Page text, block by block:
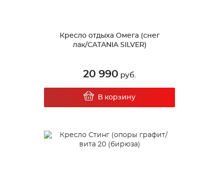
Кресло отдыха Омега (снег
лак/CATANIA SILVER)
20 990 руб.
В корзину